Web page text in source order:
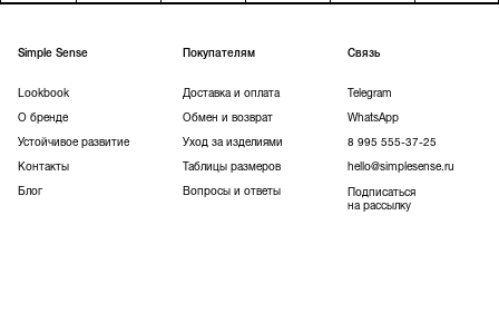
Simple Sense Покупателям Связь
Lookbook
О бренде
Устойчивое развитие
Контакты
Блог
Доставка и оплата
Обмен и возврат
Уход за изделиями
Таблицы размеров
Вопросы и ответы
Telegram
WhatsApp
8 995 555-37-25
Подписаться
на рассылку
hello@simplesense.ru